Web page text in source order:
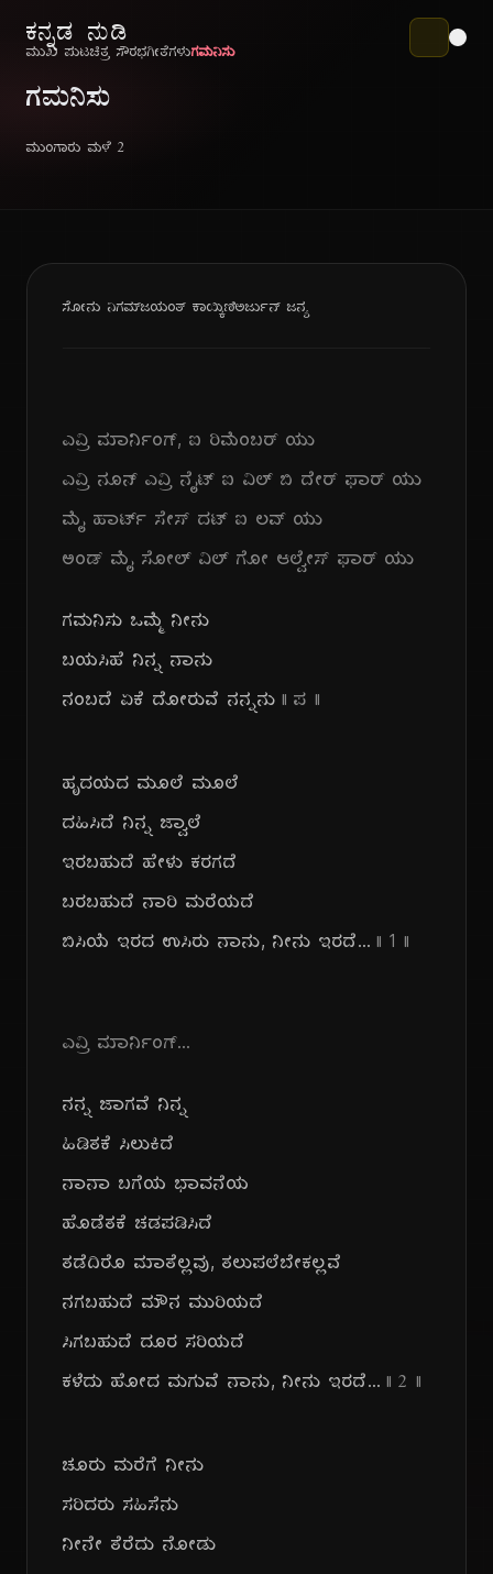
ಕನ್ನಡ ನುಡಿ
ಮುಖ ಪುಟಚಿತ್ರ ಸೌರಭಗೀತೆಗಳುಗಮನಿಸು
ಗಮನಿಸು
ಮುಂಗಾರು ಮಳೆ ೨
ಸೋನು ನಿಗಮ್ಜಯಂತ್ ಕಾಯ್ಕಿಣಿಅರ್ಜುನ್ ಜನ್ಯ
ಎವ್ರಿ ಮಾರ್ನಿಂಗ್, ಐ ರಿಮೆಂಬರ್ ಯು
ಎವ್ರಿ ನೂನ್ ಎವ್ರಿ ನೈಟ್ ಐ ವಿಲ್ ಬಿ ದೇರ್ ಫಾರ್ ಯು
ಮೈ ಹಾರ್ಟ್ ಸೇಸ್ ದಟ್ ಐ ಲವ್ ಯು
ಅಂಡ್ ಮೈ ಸೋಲ್ ವಿಲ್ ಗೋ ಆಲ್ವೇಸ್ ಫಾರ್ ಯು
ಗಮನಿಸು ಒಮ್ಮೆ ನೀನು
ಬಯಸಿಹೆ ನಿನ್ನ ನಾನು
ನಂಬದೆ ಏಕೆ ದೋರುವೆ ನನ್ನನು || ಪ ||
ಹೃದಯದ ಮೂಲೆ ಮೂಲೆ
ದಹಿಸಿದೆ ನಿನ್ನ ಜ್ವಾಲೆ
ಇರಬಹುದೆ ಹೇಳು ಕರಗದೆ
ಬರಬಹುದೆ ನಾರಿ ಮರೆಯದೆ
ಬಿಸಿಯೆ ಇರದ ಉಸಿರು ನಾನು, ನೀನು ಇರದೆ... || 1 ||
ಎವ್ರಿ ಮಾರ್ನಿಂಗ್...
ನನ್ನ ಜಾಗವೆ ನಿನ್ನ
ಹಿಡಿತಕೆ ಸಿಲುಕಿದೆ
ನಾನಾ ಬಗೆಯ ಭಾವನೆಯ
ಹೊಡೆತಕೆ ಚಡಪಡಿಸಿದೆ
ತಡೆದಿರೊ ಮಾತೆಲ್ಲವು, ತಲುಪಲೆಬೇಕಲ್ಲವೆ
ನಗಬಹುದೆ ಮೌನ ಮುರಿಯದೆ
ಸಿಗಬಹುದೆ ದೂರ ಸರಿಯದೆ
ಕಳೆದು ಹೋದ ಮಗುವೆ ನಾನು, ನೀನು ಇರದೆ... || ೨ ||
ಚೂರು ಮರೆಗೆ ನೀನು
ಸರಿದರು ಸಹಿಸೆನು
ನೀನೇ ತೆರೆದು ನೋಡು